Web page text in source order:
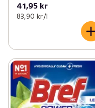
41,95 kr
83,90 kr /l